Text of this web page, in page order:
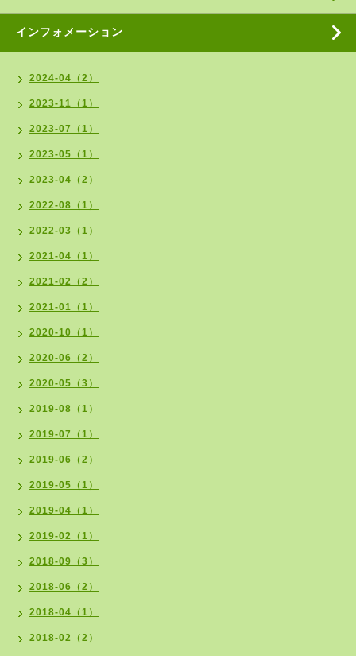
インフォメーション
2024-04（2）
2023-11（1）
2023-07（1）
2023-05（1）
2023-04（2）
2022-08（1）
2022-03（1）
2021-04（1）
2021-02（2）
2021-01（1）
2020-10（1）
2020-06（2）
2020-05（3）
2019-08（1）
2019-07（1）
2019-06（2）
2019-05（1）
2019-04（1）
2019-02（1）
2018-09（3）
2018-06（2）
2018-04（1）
2018-02（2）